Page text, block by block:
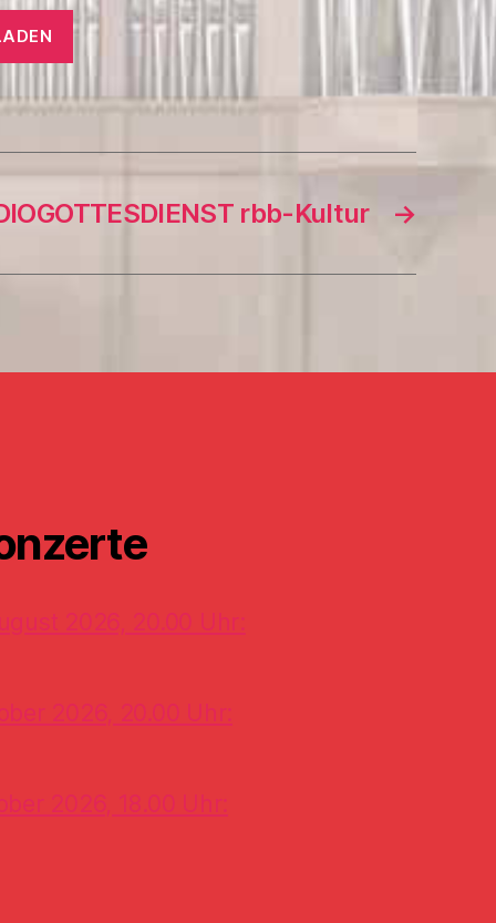
→
rbb-Kultur
2026, 20.00 Uhr:
2026, 20.00 Uhr:
2026, 18.00 Uhr: